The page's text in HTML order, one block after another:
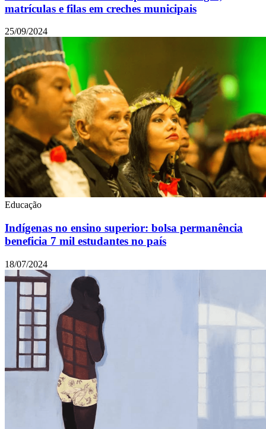
matrículas e filas em creches municipais
25/09/2024
Educação
Indígenas no ensino superior: bolsa permanência
beneficia 7 mil estudantes no país
18/07/2024